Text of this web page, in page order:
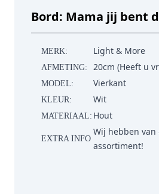
Bord: Mama jij bent
MERK: Light & More
AFMETING: 20cm (Heeft u
MODEL: Vierkant
KLEUR: Wit
MATERIAAL: Hout
EXTRA INFO
Wij hebben van
assortiment!